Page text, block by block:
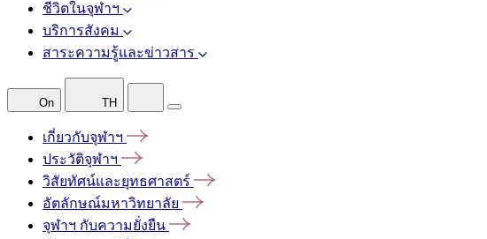
ชีวิตในจุฬาฯ
บริการสังคม
สาระความรู้และข่าวสาร
On TH
เกี่ยวกับจุฬาฯ
ประวัติจุฬาฯ
วิสัยทัศน์และยุทธศาสตร์
อัตลักษณ์มหาวิทยาลัย
จุฬาฯ กับความยั่งยืน